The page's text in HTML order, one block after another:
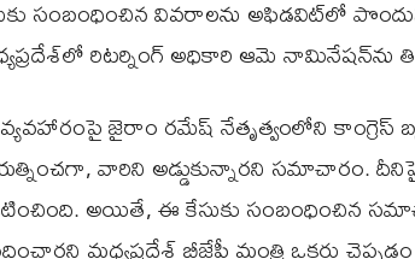
సంబంధించిన వివరాలను అఫిడవిట్‌లో
రిటర్నింగ్ అధికారి ఆమె నామినేషన్‌ను
జైరాం రమేష్ నేతృత్వంలోని కాంగ్రెస్
వారిని అడ్డుకున్నారని సమాచారం.
అయితే, ఈ కేసుకు సంబంధించిన